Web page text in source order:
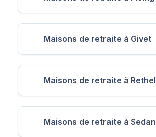
Maisons de retraite à Givet
Maisons de retraite à Rethel
Maisons de retraite à Sedan